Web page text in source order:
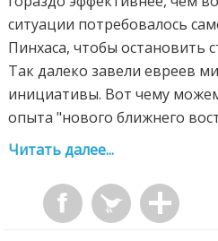
Читать далее...